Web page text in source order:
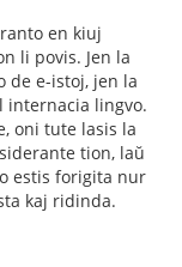
en kiuj
li povis. Jen la
de e-istoj, jen la
internacia lingvo.
oni tute lasis la
tion, laŭ
estis forigita nur
kaj ridinda.